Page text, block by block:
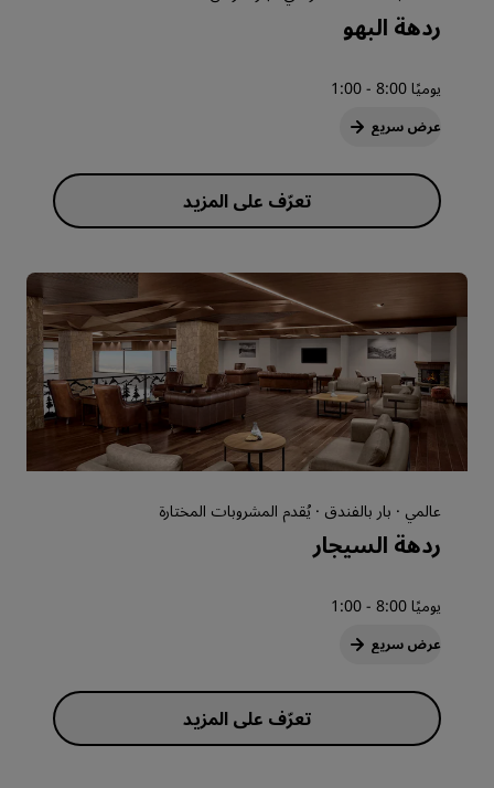
ردهة البهو
يوميًا 8:00 - 1:00
عرض سريع
عالمي · بار بالفندق · يُقدم المشروبات المختارة
ردهة السيجار
يوميًا 8:00 - 1:00
عرض سريع